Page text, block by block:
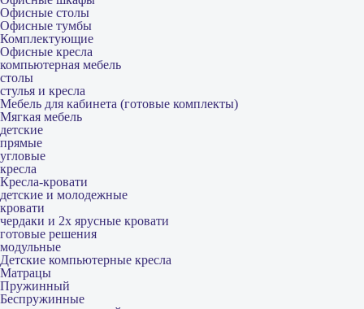
Офисные столы
Офисные тумбы
Комплектующие
Офисные кресла
компьютерная мебель
столы
стулья и кресла
Мебель для кабинета (готовые комплекты)
Мягкая мебель
детские
прямые
угловые
кресла
Кресла-кровати
детские и молодежные
кровати
чердаки и 2х ярусные кровати
готовые решения
модульные
Детские компьютерные кресла
Матрацы
Пружинный
Беспружинные